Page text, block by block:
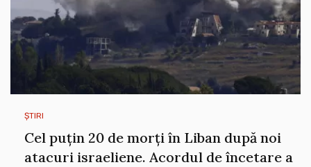
ȘTIRI
Cel puțin 20 de morți în Liban după noi
atacuri israeliene. Acordul de încetare a